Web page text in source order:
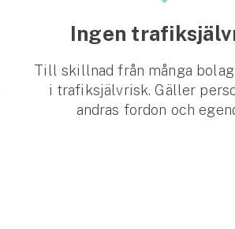
Ingen
Till skillnad från många
i trafiksjälvrisk. Gäller
andras fordon och